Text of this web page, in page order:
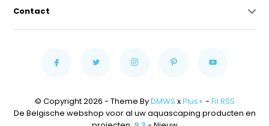
Contact
© Copyright 2026 - Theme ByDMWS xPlus+ - Fil RSS
De Belgische webshop voor al uw aquascaping producten en